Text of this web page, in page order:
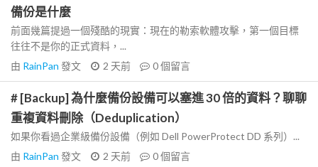
備份是什麼
前面幾篇提過一個殘酷的現實：現在的勒索軟體攻擊，第一個目標
往往不是你的正式資料，...
由 RainPan 發文 2 天前 0個留言
# [Backup] 為什麼備份設備可以塞進 30 倍的資料？聊聊
重複資料刪除（Deduplication）
如果你看過企業級備份設備（例如 Dell PowerProtect DD 系列）...
由 RainPan 發文 2 天前 0個留言